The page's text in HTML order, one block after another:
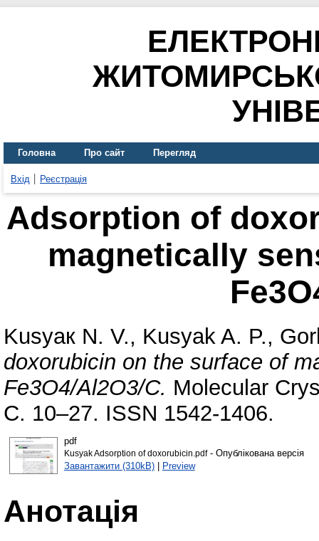
Головна Про сайт Перегляд
Вхід Реєстрація
Adsorption of
magnetically
Kusyaк N. V., Kusyak A. P.,
doxorubicin on the surface of
Fe3O4/Al2O3/С. Molecular
С. 10–27. ISSN 1542-1406.
pdf
Kusyak Adsorption of doxorubicin.pdf- Опублікована версія
Завантажити (310kB)| Preview
Анотація